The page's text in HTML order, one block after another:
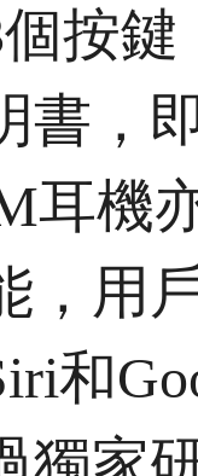
按
書，
耳機
，用
和